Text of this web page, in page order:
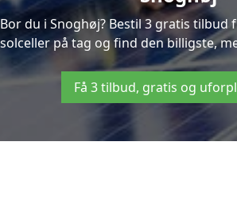
Bor du i Snoghøj? Bestil 3 gratis tilbud
solceller på tag og find den billigste,
Få 3 tilbud, gratis og